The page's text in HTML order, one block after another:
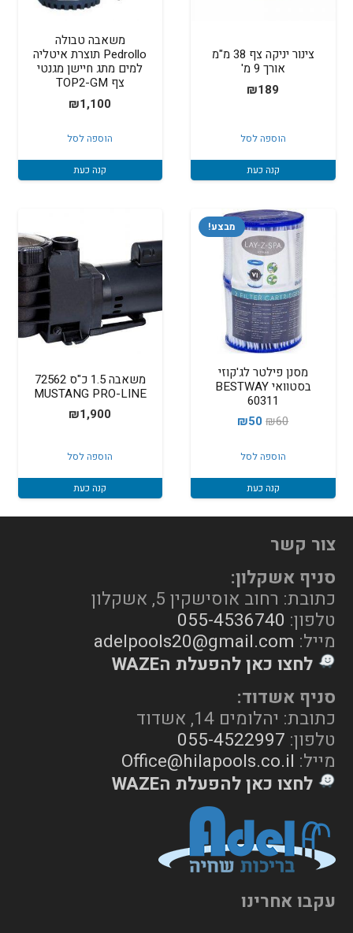
צינור יניקה צף 38 מ"מ
אורך 9 מ'
₪189
הוספה לסל
קנה כעת
משאבה טבולה
Pedrollo תוצרת איטליה
למים מתג חיישן מגנטי
צף TOP2-GM
₪1,100
הוספה לסל
קנה כעת
מבצע!
מסנן פילטר לג'קוזי
בסטוואי BESTWAY
60311
₪60
המחיר
היה:
₪60.
₪50
המחיר
₪50.
הוספה לסל
קנה כעת
משאבה 1.5 כ"ס 72562
MUSTANG PRO-LINE
₪1,900
הוספה לסל
קנה כעת
צור קשר
סניף אשקלון:
כתובת: רחוב אוסישקין 5, אשקלון
טלפון: 055-4536740
מייל: adelpools20@gmail.com
לחצו כאן להפעלת הWAZE
סניף אשדוד:
כתובת: יהלומים 14, אשדוד
טלפון: 055-4522997
מייל: Office@hilapools.co.il
לחצו כאן להפעלת הWAZE
עקבו אחרינו